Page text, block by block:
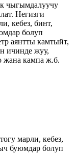
чыгымдалуучу
Негизги
кебез, бинт,
болуп
аянтты камтыйт,
ичинде жуу,
жана кампа ж.б.
марли, кебез,
буюмдар болуп